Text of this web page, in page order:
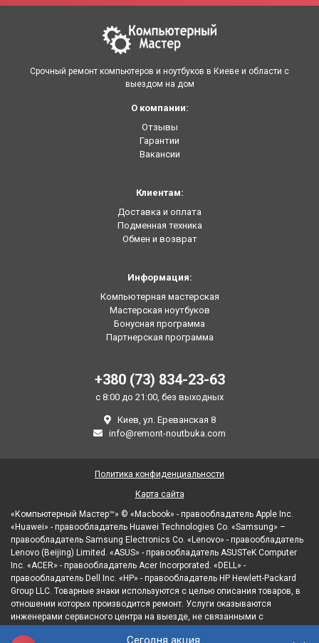
Сегодня акция
Срочный ремонт компьютеров и ноутбуков в Киеве и области с
выездом на дом
О компании:
Отзывы
Гарантии
Вакансии
Клиентам:
Доставка и оплата
Подменная техника
Обмен и возврат
Информация:
Компьютерная мастерская
Мастерская ноутбуков
Бонусная программа
Партнерская программа
+380 (73) 834-23-63
с 8:00 до 21:00, без выходных
Киев, ул. Ереванская 8
info@remont-noutbuka.com
«Компьютерный Мастер™» © «Macbook» - правообладатель Apple Inc.
«Huawei» - правообладатель Huawei Technologies Co. «Samsung» –
правообладатель Samsung Electronics Co. «Lenovo» - правообладатель
Lenovo (Beijing) Limited. «ASUS» - правообладатель ASUSTeK Computer
Inc. «ACER» - правообладатель Acer Incorporated. «DELL» -
правообладатель Dell Inc. «HP» - правообладатель HP Hewlett-Packard
Group LLC. Товарные знаки используются с целью описания товаров, в
отношении которых производится ремонт. Услуги оказываются
инженерами сервисного центра на выезде, не связанными с
Политика конфиденциальности
Карта сайта